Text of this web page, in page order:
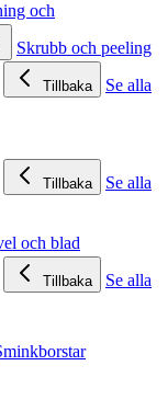
och
Skrubb och peeling
Tillbaka
Se alla
Tillbaka
Se alla
och blad
Tillbaka
Se alla